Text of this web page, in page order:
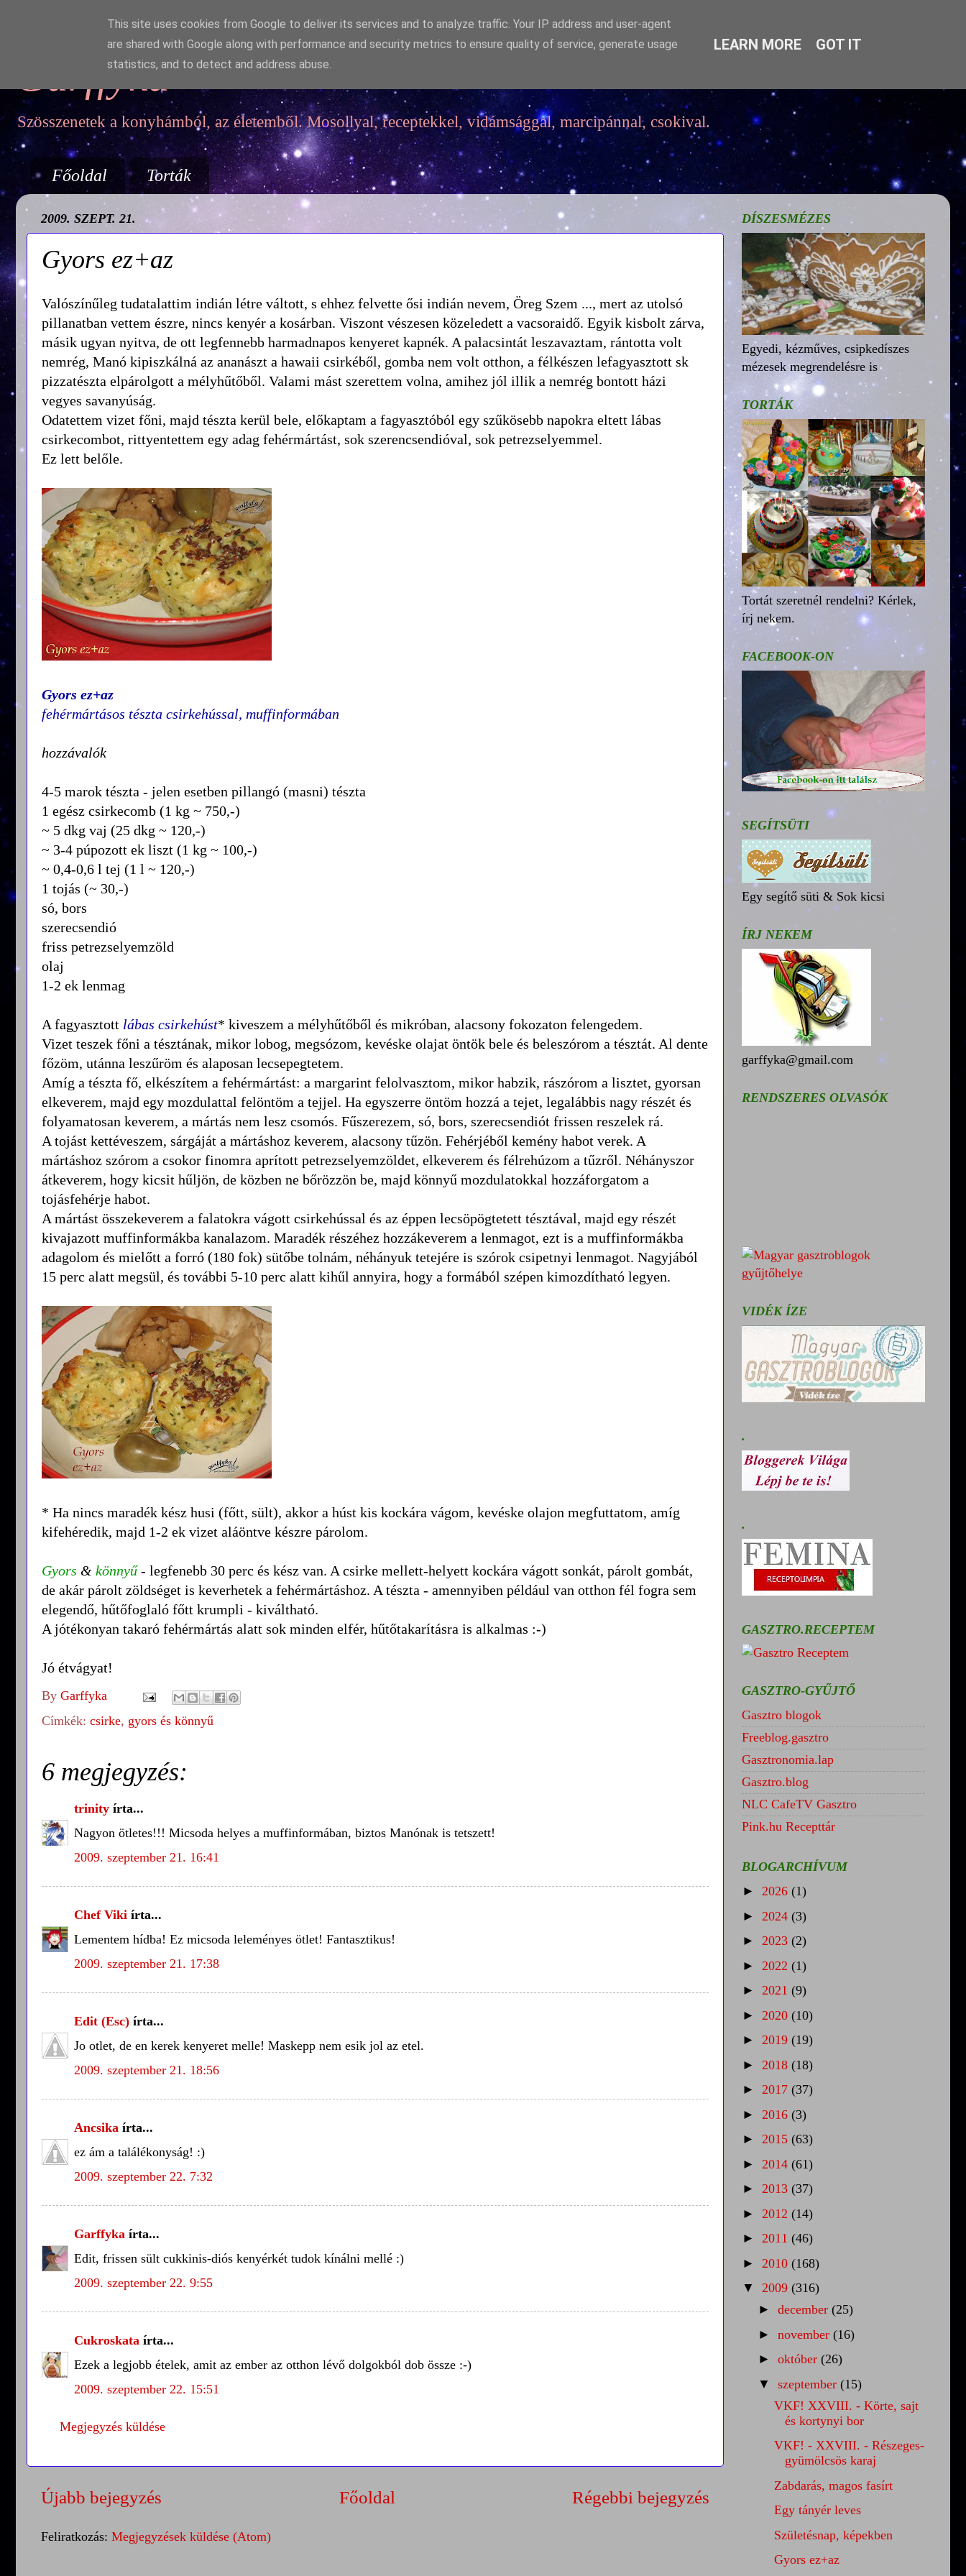
Garffyka
Szösszenetek a konyhámból, az életemből. Mosollyal, receptekkel, vidámsággal, marcipánnal, csokival.
Főoldal Torták
2009. SZEPT. 21.
Gyors ez+az
Valószínűleg tudatalattim indián létre váltott, s ehhez felvette ősi indián nevem, Öreg Szem ..., mert az utolsó
pillanatban vettem észre, nincs kenyér a kosárban. Viszont vészesen közeledett a vacsoraidő. Egyik kisbolt zárva,
másik ugyan nyitva, de ott legfennebb harmadnapos kenyeret kapnék. A palacsintát leszavaztam, rántotta volt
nemrég, Manó kipiszkálná az ananászt a hawaii csirkéből, gomba nem volt otthon, a félkészen lefagyasztott sk
pizzatészta elpárolgott a mélyhűtőből. Valami mást szerettem volna, amihez jól illik a nemrég bontott házi
vegyes savanyúság.
Odatettem vizet főni, majd tészta kerül bele, előkaptam a fagyasztóból egy szűkösebb napokra eltett lábas
csirkecombot, rittyentettem egy adag fehérmártást, sok szerencsendióval, sok petrezselyemmel.
Ez lett belőle.
Gyors ez+az
fehérmártásos tészta csirkehússal, muffinformában
hozzávalók
4-5 marok tészta - jelen esetben pillangó (masni) tészta
1 egész csirkecomb (1 kg ~ 750,-)
~ 5 dkg vaj (25 dkg ~ 120,-)
~ 3-4 púpozott ek liszt (1 kg ~ 100,-)
~ 0,4-0,6 l tej (1 l ~ 120,-)
1 tojás (~ 30,-)
só, bors
szerecsendió
friss petrezselyemzöld
olaj
1-2 ek lenmag
A fagyasztott lábas csirkehúst* kiveszem a mélyhűtőből és mikróban, alacsony fokozaton felengedem.
Vizet teszek főni a tésztának, mikor lobog, megsózom, kevéske olajat öntök bele és beleszórom a tésztát. Al dente
főzöm, utánna leszűröm és alaposan lecsepegtetem.
Amíg a tészta fő, elkészítem a fehérmártást: a margarint felolvasztom, mikor habzik, rászórom a lisztet, gyorsan
elkeverem, majd egy mozdulattal felöntöm a tejjel. Ha egyszerre öntöm hozzá a tejet, legalábbis nagy részét és
folyamatosan keverem, a mártás nem lesz csomós. Fűszerezem, só, bors, szerecsendiót frissen reszelek rá.
A tojást kettéveszem, sárgáját a mártáshoz keverem, alacsony tűzön. Fehérjéből kemény habot verek. A
mártáshoz szórom a csokor finomra aprított petrezselyemzöldet, elkeverem és félrehúzom a tűzről. Néhányszor
átkeverem, hogy kicsit hűljön, de közben ne bőrözzön be, majd könnyű mozdulatokkal hozzáforgatom a
tojásfehérje habot.
A mártást összekeverem a falatokra vágott csirkehússal és az éppen lecsöpögtetett tésztával, majd egy részét
kivajazott muffinformákba kanalazom. Maradék részéhez hozzákeverem a lenmagot, ezt is a muffinformákba
adagolom és mielőtt a forró (180 fok) sütőbe tolnám, néhányuk tetejére is szórok csipetnyi lenmagot. Nagyjából
15 perc alatt megsül, és további 5-10 perc alatt kihűl annyira, hogy a formából szépen kimozdítható legyen.
* Ha nincs maradék kész husi (főtt, sült), akkor a húst kis kockára vágom, kevéske olajon megfuttatom, amíg
kifehéredik, majd 1-2 ek vizet aláöntve készre párolom.
Gyors & könnyű- legfenebb 30 perc és kész van. A csirke mellett-helyett kockára vágott sonkát, párolt gombát,
de akár párolt zöldséget is keverhetek a fehérmártáshoz. A tészta - amennyiben például van otthon fél fogra sem
elegendő, hűtőfoglaló főtt krumpli - kiváltható.
A jótékonyan takaró fehérmártás alatt sok minden elfér, hűtőtakarításra is alkalmas :-)
Jó étvágyat!
By Garffyka
Címkék: csirke, gyors és könnyű
6 megjegyzés:
trinity írta...
Nagyon ötletes!!! Micsoda helyes a muffinformában, biztos Manónak is tetszett!
2009. szeptember 21. 16:41
Chef Viki írta...
Lementem hídba! Ez micsoda leleményes ötlet! Fantasztikus!
2009. szeptember 21. 17:38
Edit (Esc) írta...
Jo otlet, de en kerek kenyeret melle! Maskepp nem esik jol az etel.
2009. szeptember 21. 18:56
Ancsika írta...
ez ám a találékonyság! :)
2009. szeptember 22. 7:32
Garffyka írta...
Edit, frissen sült cukkinis-diós kenyérkét tudok kínálni mellé :)
2009. szeptember 22. 9:55
Cukroskata írta...
Ezek a legjobb ételek, amit az ember az otthon lévő dolgokból dob össze :-)
2009. szeptember 22. 15:51
Megjegyzés küldése
Újabb bejegyzés Régebbi bejegyzés
Főoldal
Feliratkozás: Megjegyzések küldése (Atom)
DÍSZESMÉZES
Egyedi, kézműves, csipkedíszes
mézesek megrendelésre is
TORTÁK
Tortát szeretnél rendelni? Kérlek,
írj nekem.
FACEBOOK-ON
SEGÍTSÜTI
Egy segítő süti & Sok kicsi
ÍRJ NEKEM
garffyka@gmail.com
RENDSZERES OLVASÓK
VIDÉK ÍZE
.
.
GASZTRO.RECEPTEM
GASZTRO-GYŰJTŐ
Gasztro blogok
Freeblog.gasztro
Gasztronomia.lap
Gasztro.blog
NLC CafeTV Gasztro
Pink.hu Recepttár
BLOGARCHÍVUM
► 2026 (1)
► 2024 (3)
► 2023 (2)
► 2022 (1)
► 2021 (9)
► 2020 (10)
► 2019 (19)
► 2018 (18)
► 2017 (37)
► 2016 (3)
► 2015 (63)
► 2014 (61)
► 2013 (37)
► 2012 (14)
► 2011 (46)
► 2010 (168)
▼ 2009 (316)
► december (25)
► november (16)
► október (26)
▼ szeptember (15)
VKF! XXVIII. - Körte, sajt
és kortynyi bor
VKF! - XXVIII. - Részeges-
gyümölcsös karaj
Zabdarás, magos fasírt
Egy tányér leves
Születésnap, képekben
Gyors ez+az
This site uses cookies from Google to deliver its services and to analyze traffic. Your IP address and user-agent
are shared with Google along with performance and security metrics to ensure quality of service, generate usage
statistics, and to detect and address abuse.
LEARN MORE GOT IT